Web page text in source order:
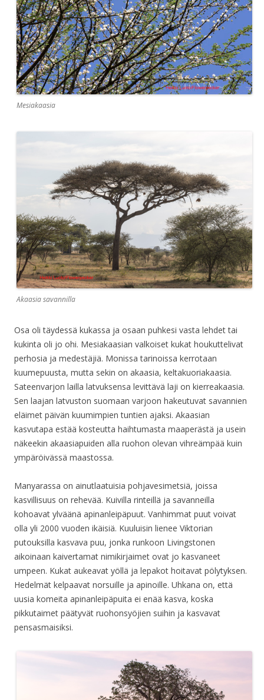
Mesiakaasia
Akaasia savannilla
Osa oli täydessä kukassa ja osaan puhkesi vasta lehdet tai
kukinta oli jo ohi. Mesiakaasian valkoiset kukat houkuttelivat
perhosia ja medestäjiä. Monissa tarinoissa kerrotaan
kuumepuusta, mutta sekin on akaasia, keltakuoriakaasia.
Sateenvarjon lailla latvuksensa levittävä laji on kierreakaasia.
Sen laajan latvuston suomaan varjoon hakeutuvat savannien
eläimet päivän kuumimpien tuntien ajaksi. Akaasian
kasvutapa estää kosteutta haihtumasta maaperästä ja usein
näkeekin akaasiapuiden alla ruohon olevan vihreämpää kuin
ympäröivässä maastossa.
Manyarassa on ainutlaatuisia pohjavesimetsiä, joissa
kasvillisuus on rehevää. Kuivilla rinteillä ja savanneilla
kohoavat ylväänä apinanleipäpuut. Vanhimmat puut voivat
olla yli 2000 vuoden ikäisiä. Kuuluisin lienee Viktorian
putouksilla kasvava puu, jonka runkoon Livingstonen
aikoinaan kaivertamat nimikirjaimet ovat jo kasvaneet
umpeen. Kukat aukeavat yöllä ja lepakot hoitavat pölytyksen.
Hedelmät kelpaavat norsuille ja apinoille. Uhkana on, että
uusia komeita apinanleipäpuita ei enää kasva, koska
pikkutaimet päätyvät ruohonsyöjien suihin ja kasvavat
pensasmaisiksi.